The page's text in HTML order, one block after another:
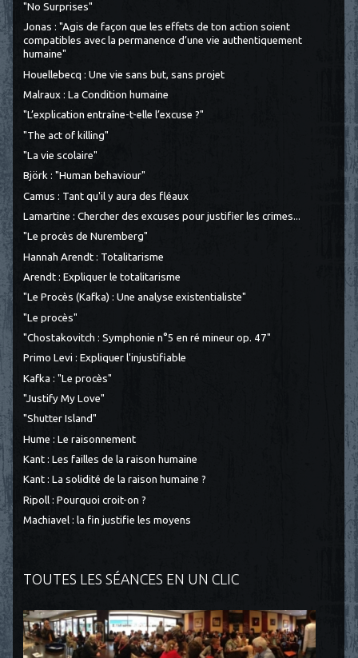
"No Surprises"
Jonas : "Agis de façon que les effets de ton action soient
compatibles avec la permanence d’une vie authentiquement
humaine"
Houellebecq : Une vie sans but, sans projet
Malraux : La Condition humaine
"L’explication entraîne-t-elle l’excuse ?"
"The act of killing"
"La vie scolaire"
Björk : "Human behaviour"
Camus : Tant qu'il y aura des fléaux
Lamartine : Chercher des excuses pour justifier les crimes...
"Le procès de Nuremberg"
Hannah Arendt : Totalitarisme
Arendt : Expliquer le totalitarisme
"Le Procès (Kafka) : Une analyse existentialiste"
"Le procès"
"Chostakovitch : Symphonie n°5 en ré mineur op. 47"
Primo Levi : Expliquer l'injustifiable
Kafka : "Le procès"
"Justify My Love"
"Shutter Island"
Hume : Le raisonnement
Kant : Les failles de la raison humaine
Kant : La solidité de la raison humaine ?
Ripoll : Pourquoi croit-on ?
Machiavel : la fin justifie les moyens
TOUTES LES SÉANCES EN UN CLIC